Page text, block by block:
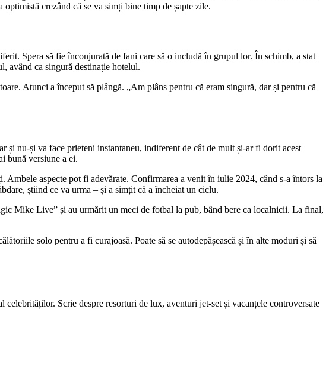
crezând că se va simți bine timp de șapte zile.
Spera să fie înconjurată de fani care să o includă în grupul lor. În schimb, a stat
având ca singură destinație hotelul.
Atunci a început să plângă. „Am plâns pentru că eram singură, dar și pentru că
și nu-și va face prieteni instantaneu, indiferent de cât de mult și-ar fi dorit acest
bună versiune a ei.
Ambele aspecte pot fi adevărate. Confirmarea a venit în iulie 2024, când s-a întors la
știind ce va urma – și a simțit că a încheiat un ciclu.
Mike Live” și au urmărit un meci de fotbal la pub, bând bere ca localnicii. La final,
solo pentru a fi curajoasă. Poate să se autodepășească și în alte moduri și să
Scrie despre resorturi de lux, aventuri jet-set și vacanțele controversate